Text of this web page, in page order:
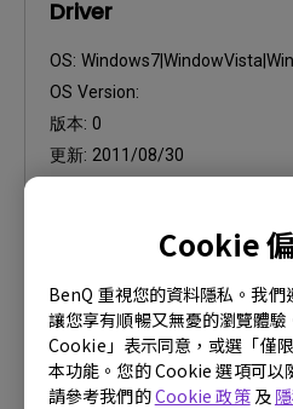
Cookie
BenQ 重視您的資料隱私。我們
讓您享有順暢又無憂的瀏覽體
Cookie」表示同意，或選「僅
本功能。您的 Cookie 選項可以
請參考我們的Cookie 政策及
Driver
OS:
OS Version:
版本: 0
更新: 2011/08/30
驅動程式